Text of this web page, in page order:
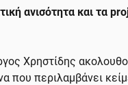
ανισότητα και τα
Χρηστίδης
που περιλαμβάνει